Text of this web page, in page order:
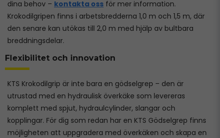
dina behov – kontakta oss för mer information.
Krokodilgripen finns i arbetsbredderna 1,0 m och 1,5 m, där
den senare kan utökas till 2,0 m med hjälp av bultbara
breddningsdelar.
Flexibilitet och innovation
KTS Krokodilgrip är inte bara en gödselgrep – den är
utrustad med en hydraulisk överkäke som levereras
komplett med spjut, hydraulcylinder, slangar och
kopplingar. För dig som redan har en KTS Gödselgrep finns
möjligheten att uppgradera med överkäken och skapa en